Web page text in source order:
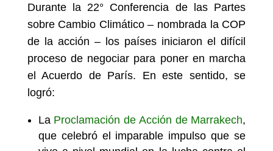
Durante la 22° Conferencia de las Partes
sobre Cambio Climático – nombrada la COP
de la acción – los países iniciaron el difícil
proceso de negociar para poner en marcha
el Acuerdo de París. En este sentido, se
logró:
La Proclamación de Acción de Marrakech,
que celebró el imparable impulso que se